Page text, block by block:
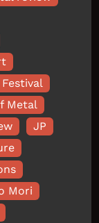
Festival
Metal
JP
Mori